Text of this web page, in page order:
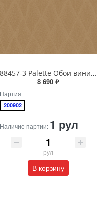
88457-3 Palette Обои виниловые на бумажной основе 1.06*15.6
8 690 ₽
Партия
200902
Наличие партии: 1 рул
рул
В корзину